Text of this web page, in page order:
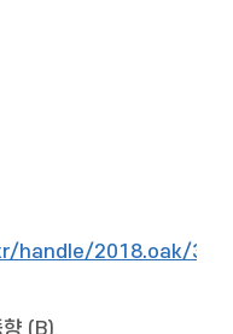
handle/2018.oak/
향 (B)